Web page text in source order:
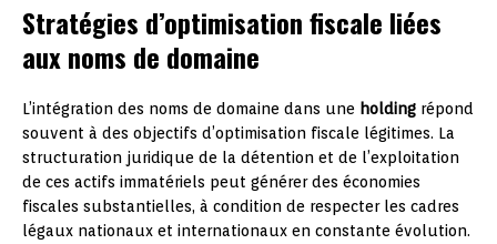
Stratégies d’optimisation fiscale liées
aux noms de domaine
L’intégration des noms de domaine dans une holding répond
souvent à des objectifs d’optimisation fiscale légitimes. La
structuration juridique de la détention et de l’exploitation
de ces actifs immatériels peut générer des économies
fiscales substantielles, à condition de respecter les cadres
légaux nationaux et internationaux en constante évolution.